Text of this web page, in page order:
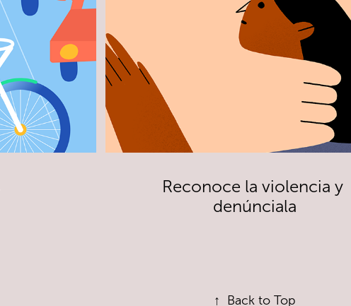
Reconoce la violencia y
denúnciala
↑ Back to Top